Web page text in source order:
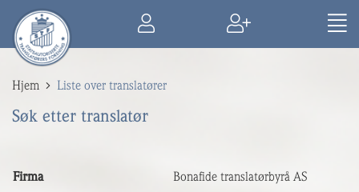
Hjem Liste over translatører
Søk etter translatør
Firma
Bonafide translatørbyrå AS